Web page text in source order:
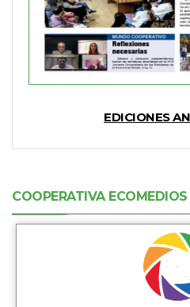
EDICIONES
COOPERATIVA ECOMEDIOS